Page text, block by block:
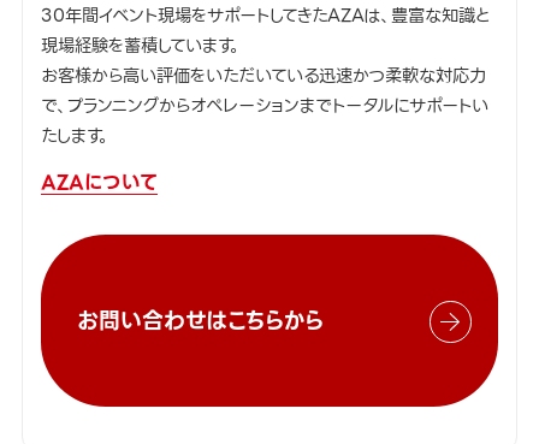
30年間イベント現場をサポートしてきたAZAは、豊富な知識と
現場経験を蓄積しています。
お客様から高い評価をいただいている迅速かつ柔軟な対応力
で、プランニングからオペレーションまでトータルにサポートい
たします。
AZAについて
お問い合わせはこちらから